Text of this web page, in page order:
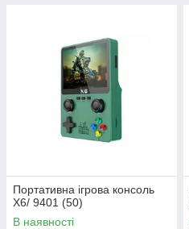
Портативна ігрова консоль
X6/ 9401 (50)
В наявності